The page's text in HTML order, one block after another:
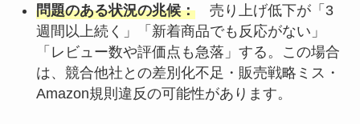
問題のある状況の兆候：売り上げ低下が「3
週間以上続く」「新着商品でも反応がない」
「レビュー数や評価点も急落」する。この場合
は、競合他社との差別化不足・販売戦略ミス・
Amazon規則違反の可能性があります。